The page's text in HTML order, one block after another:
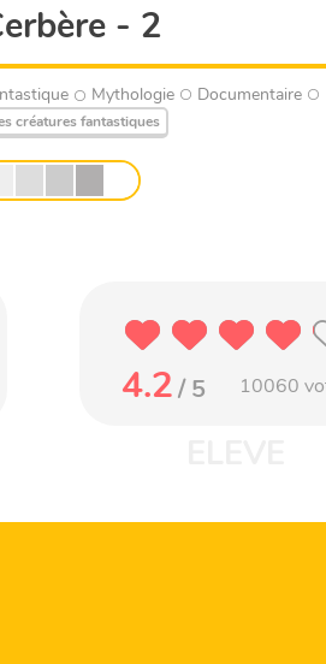
- 2
Mythologie Documentaire
créatures fantastiques
4.2/ 5 10060